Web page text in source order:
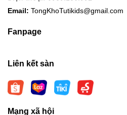
Email: TongKhoTutikids@gmail.com
Fanpage
Liên kết sàn
Mạng xã hội